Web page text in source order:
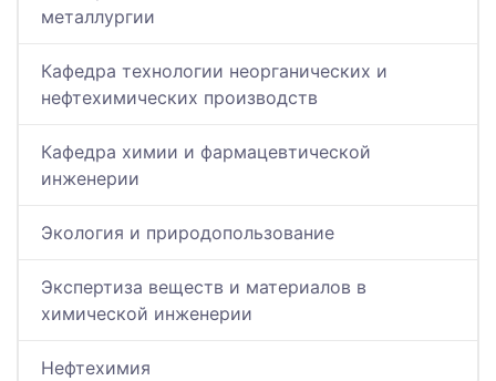
металлургии
Кафедра технологии неорганических и
нефтехимических производств
Кафедра химии и фармацевтической
инженерии
Экология и природопользование
Экспертиза веществ и материалов в
химической инженерии
Нефтехимия